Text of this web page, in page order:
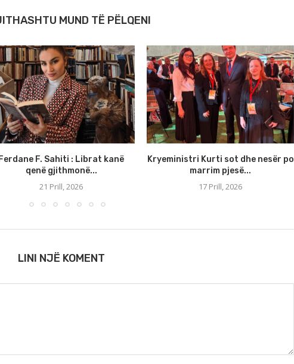
MUND TË PËLQENI
Ferdane F. Sahiti : Librat kanë
qenë gjithmonë...
21 Prill, 2026
Kryeministri Kurti sot dhe nesër po
marrim pjesë...
17 Prill, 2026
LINI NJË KOMENT